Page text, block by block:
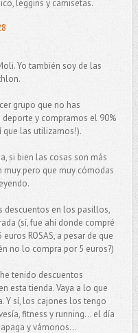
leggins y camisetas.
Yo también soy de las
grupo que no has
y compramos el 90%
que las utilizamos!).
si bien las cosas son más
muy pero que muy cómodas
descuentos en los pasillos,
(sí, fue ahí donde compré
ROSAS, a pesar de que
no lo compra por 5 euros?)
tenido descuentos
esta tienda. Vaya a lo que
Y sí, los cajones los tengo
fitness y running... el día
y vámonos...